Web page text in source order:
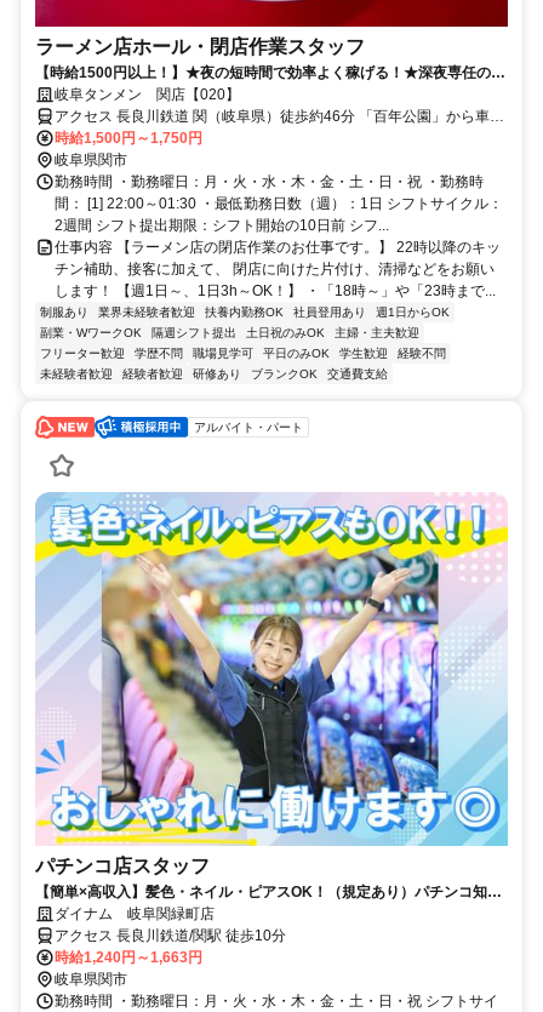
ラーメン店ホール・閉店作業スタッフ
【時給1500円以上！】★夜の短時間で効率よく稼げる！★深夜専任のス
タッフ募集です◎
岐阜タンメン 関店【020】
アクセス 長良川鉄道 関（岐阜県）徒歩約46分 「百年公園」から車で
5分
時給1,500円～1,750円
岐阜県関市
勤務時間 ・勤務曜日：月・火・水・木・金・土・日・祝 ・勤務時
間： [1] 22:00～01:30 ・最低勤務日数（週）：1日 シフトサイクル：
2週間 シフト提出期限：シフト開始の10日前 シフ...
仕事内容 【ラーメン店の閉店作業のお仕事です。】 22時以降のキッ
チン補助、接客に加えて、 閉店に向けた片付け、清掃などをお願い
します！ 【週1日～、1日3h～OK！】 ・「18時～」や「23時まで...
制服あり 業界未経験者歓迎 扶養内勤務OK 社員登用あり
週1日からOK
副業・WワークOK
隔週シフト提出 土日祝のみOK
主婦・主夫歓迎
フリーター歓迎
学歴不問 職場見学可 平日のみOK 学生歓迎
経験不問
未経験者歓迎
経験者歓迎 研修あり ブランクOK 交通費支給
アルバイト・パート
パチンコ店スタッフ
【簡単×高収入】髪色・ネイル・ピアスOK！（規定あり）パチンコ知ら
ない方も大歓迎！
ダイナム 岐阜関緑町店
アクセス 長良川鉄道/関駅 徒歩10分
時給1,240円～1,663円
岐阜県関市
勤務時間 ・勤務曜日：月・火・水・木・金・土・日・祝 シフトサイ